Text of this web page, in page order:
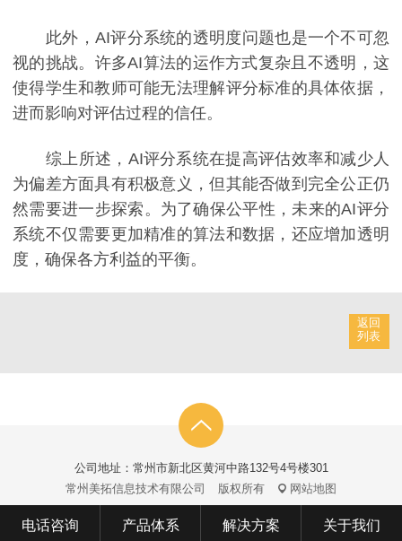
此外，AI评分系统的透明度问题也是一个不可忽
视的挑战。许多AI算法的运作方式复杂且不透明，这
使得学生和教师可能无法理解评分标准的具体依据，
进而影响对评估过程的信任。
综上所述，AI评分系统在提高评估效率和减少人
为偏差方面具有积极意义，但其能否做到完全公正仍
然需要进一步探索。为了确保公平性，未来的AI评分
系统不仅需要更加精准的算法和数据，还应增加透明
度，确保各方利益的平衡。
返回
列表
公司地址：常州市新北区黄河中路132号4号楼301
常州美拓信息技术有限公司
版权所有 网站地图
电话咨询 产品体系 解决方案 关于我们